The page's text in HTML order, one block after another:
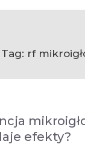
Tag: rf
efekty?